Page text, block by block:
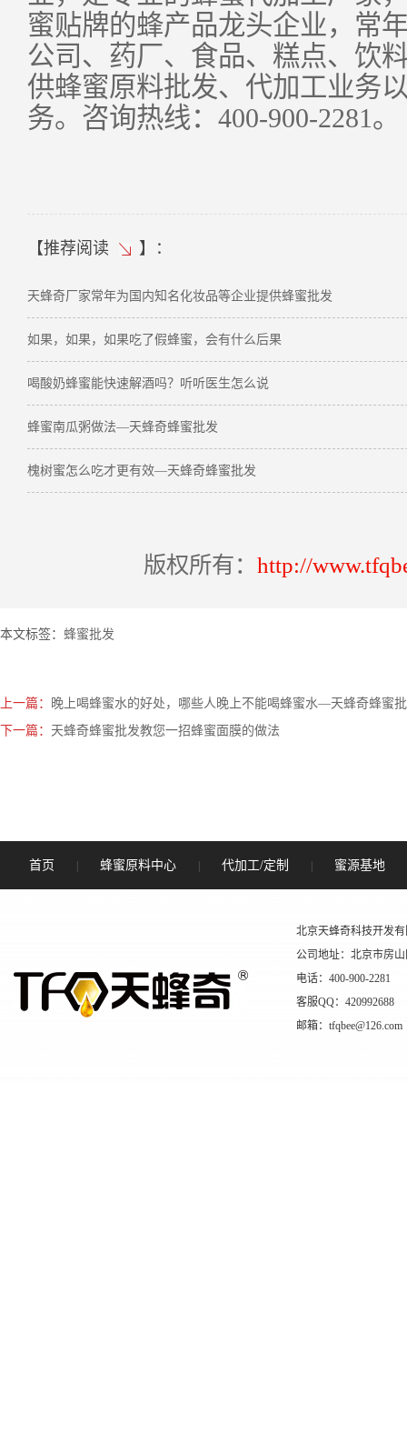
蜜贴牌的蜂产品龙头企业，常
公司、药厂、食品、糕点、饮
供蜂蜜原料批发、代加工业务
务。咨询热线： 400-900-2281。
【推荐阅读 】：
天蜂奇厂家常年为国内知名化妆品等企业提供蜂蜜批发
如果，如果，如果吃了假蜂蜜，会有什么后果
喝酸奶蜂蜜能快速解酒吗？听听医生怎么说
蜂蜜南瓜粥做法—天蜂奇蜂蜜批发
槐树蜜怎么吃才更有效—天蜂奇蜂蜜批发
版权所有： http://
本文标签： 蜂蜜批发
上一篇：
晚上喝蜂蜜水的好处，哪些人晚上不能喝蜂蜜水—天蜂奇蜂蜜
下一篇： 天蜂奇蜂蜜批发教您一招蜂蜜面膜的做法
首页 蜂蜜原料中心 代加工/定制 蜜源基地
北京天蜂奇科技开发
公司地址：北京市房
电话：400-900-2281
客服QQ：420992688
邮箱：tfqbee@126.com